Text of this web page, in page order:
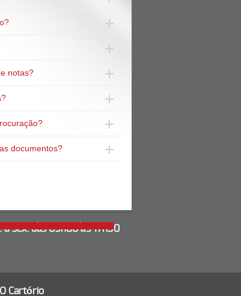
notas?
documentos?
a Sex. das 09h00 às 17h30
O Cartório